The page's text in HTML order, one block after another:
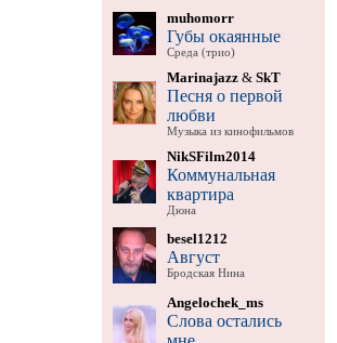
muhomorr
Губы окаянные
Среда (трио)
Marinajazz& SkT
Песня о первой
любви
Музыка из кинофильмов
NikSFilm2014
Коммунальная
квартира
Дюна
besel1212
Август
Бродская Нина
Angelochek_ms
Слова остались